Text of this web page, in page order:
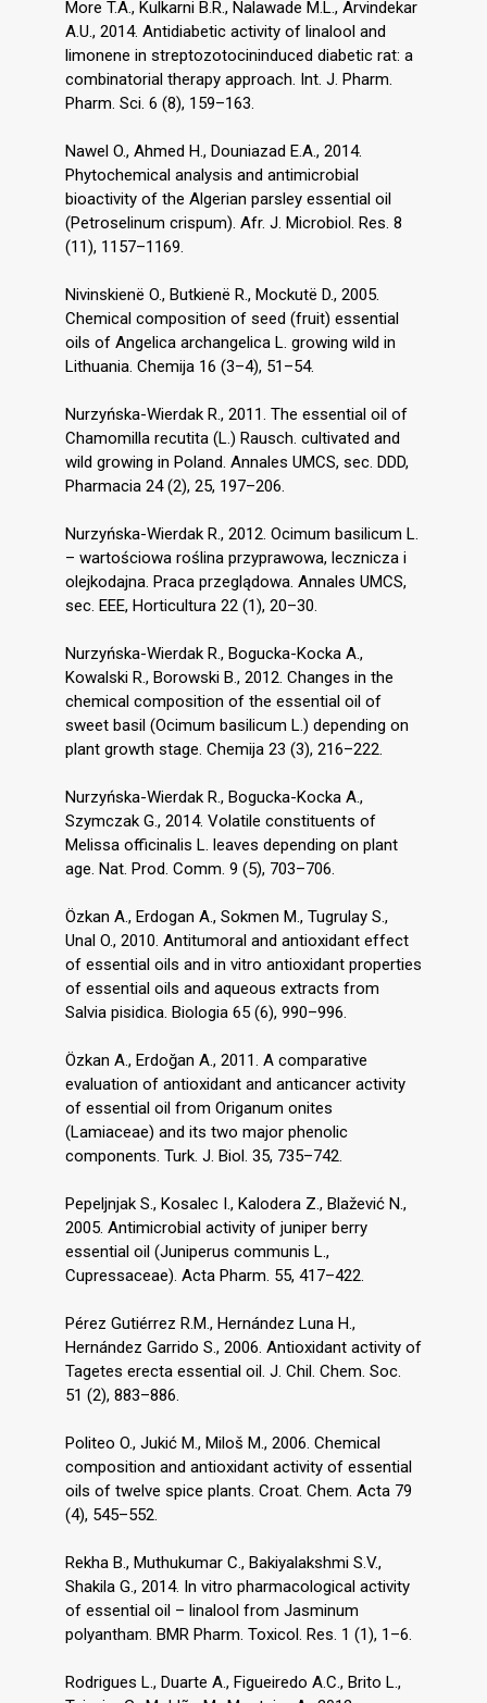
More T.A., Kulkarni B.R., Nalawade M.L., Arvindekar
A.U., 2014. Antidiabetic activity of linalool and
limonene in streptozotocininduced diabetic rat: a
combinatorial therapy approach. Int. J. Pharm.
Pharm. Sci. 6 (8), 159–163.
Nawel O., Ahmed H., Douniazad E.A., 2014.
Phytochemical analysis and antimicrobial
bioactivity of the Algerian parsley essential oil
(Petroselinum crispum). Afr. J. Microbiol. Res. 8
(11), 1157–1169.
Nivinskienë O., Butkienë R., Mockutë D., 2005.
Chemical composition of seed (fruit) essential
oils of Angelica archangelica L. growing wild in
Lithuania. Chemija 16 (3–4), 51–54.
Nurzyńska-Wierdak R., 2011. The essential oil of
Chamomilla recutita (L.) Rausch. cultivated and
wild growing in Poland. Annales UMCS, sec. DDD,
Pharmacia 24 (2), 25, 197–206.
Nurzyńska-Wierdak R., 2012. Ocimum basilicum L.
– wartościowa roślina przyprawowa, lecznicza i
olejkodajna. Praca przeglądowa. Annales UMCS,
sec. EEE, Horticultura 22 (1), 20–30.
Nurzyńska-Wierdak R., Bogucka-Kocka A.,
Kowalski R., Borowski B., 2012. Changes in the
chemical composition of the essential oil of
sweet basil (Ocimum basilicum L.) depending on
plant growth stage. Chemija 23 (3), 216–222.
Nurzyńska-Wierdak R., Bogucka-Kocka A.,
Szymczak G., 2014. Volatile constituents of
Melissa officinalis L. leaves depending on plant
age. Nat. Prod. Comm. 9 (5), 703–706.
Özkan A., Erdogan A., Sokmen M., Tugrulay S.,
Unal O., 2010. Antitumoral and antioxidant effect
of essential oils and in vitro antioxidant properties
of essential oils and aqueous extracts from
Salvia pisidica. Biologia 65 (6), 990–996.
Özkan A., Erdoğan A., 2011. A comparative
evaluation of antioxidant and anticancer activity
of essential oil from Origanum onites
(Lamiaceae) and its two major phenolic
components. Turk. J. Biol. 35, 735–742.
Pepeljnjak S., Kosalec I., Kalodera Z., Blažević N.,
2005. Antimicrobial activity of juniper berry
essential oil (Juniperus communis L.,
Cupressaceae). Acta Pharm. 55, 417–422.
Pérez Gutiérrez R.M., Hernández Luna H.,
Hernández Garrido S., 2006. Antioxidant activity of
Tagetes erecta essential oil. J. Chil. Chem. Soc.
51 (2), 883–886.
Politeo O., Jukić M., Miloš M., 2006. Chemical
composition and antioxidant activity of essential
oils of twelve spice plants. Croat. Chem. Acta 79
(4), 545–552.
Rekha B., Muthukumar C., Bakiyalakshmi S.V.,
Shakila G., 2014. In vitro pharmacological activity
of essential oil – linalool from Jasminum
polyantham. BMR Pharm. Toxicol. Res. 1 (1), 1–6.
Rodrigues L., Duarte A., Figueiredo A.C., Brito L.,